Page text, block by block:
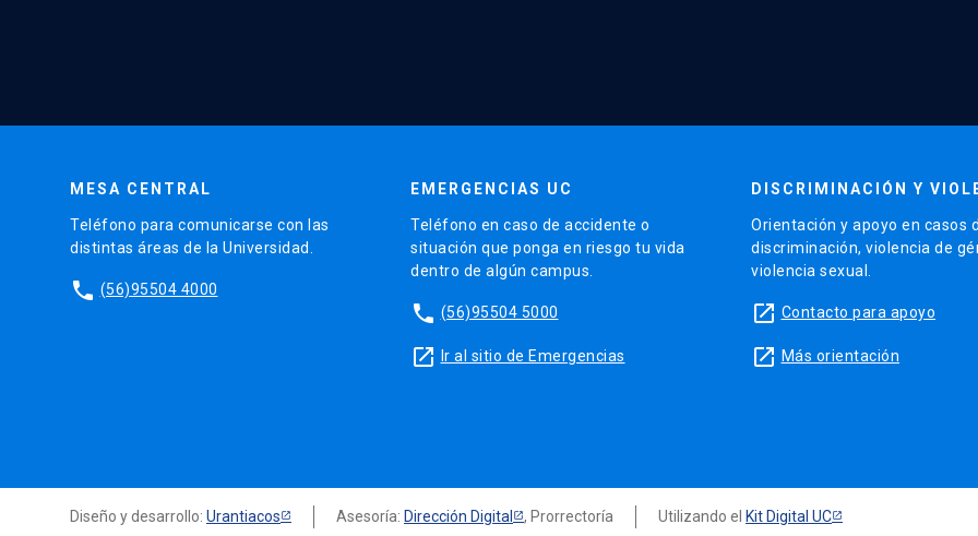
MESA CENTRAL
Teléfono para comunicarse con las
distintas áreas de la Universidad.
phone (56)95504 4000
EMERGENCIAS UC
Teléfono en caso de accidente o
situación que ponga en riesgo tu vida
dentro de algún campus.
phone (56)95504 5000
launch Ir al sitio de Emergencias
DISCRIMINACIÓN Y
Orientación y apoyo en casos
discriminación, violencia de
violencia sexual.
launch Contacto para apoyo
launch Más orientación
Diseño y desarrollo: Urantiacos Asesoría: Dirección Digital , Prorrectoría Utilizando el Kit Digital UC